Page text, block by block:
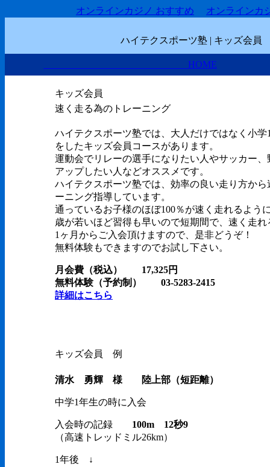
オンラインカジノ おすすめ オンラインカ
ハイテクスポーツ塾 | キッズ会員
HOME
キッズ会員
速く走る為のトレーニング
ハイテクスポーツ塾では、大人だけではなく小
をしたキッズ会員コースがあります。
運動会でリレーの選手になりたい人やサッカー
アップしたい人などオススメです。
ハイテクスポーツ塾では、効率の良い走り方か
ーニング指導しています。
通っているお子様のほぼ100％が速く走れるよう
歳が若いほど習得も早いので短期間で、速く走
1ヶ月からご入会頂けますので、是非どうぞ！
無料体験もできますのでお試し下さい。
月会費（税込） 17,325円
無料体験（予約制） 03-5283-2415
詳細はこちら
キッズ会員 例
清水 勇輝 様 陸上部（短距離）
中学1年生の時に入会
入会時の記録 100m 12秒9
（高速トレッドミル26km）
1年後 ↓